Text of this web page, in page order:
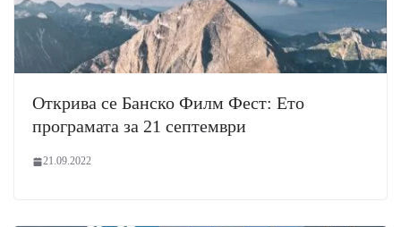
Открива се Банско Филм Фест: Ето
програмата за 21 септември
21.09.2022